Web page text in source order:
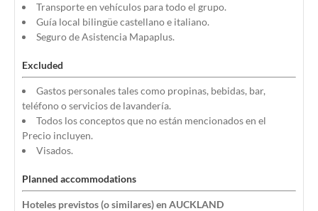
Transporte en vehículos para todo el grupo.
Guía local bilingüe castellano e italiano.
Seguro de Asistencia Mapaplus.
Excluded
Gastos personales tales como propinas, bebidas, bar,
teléfono o servicios de lavandería.
Todos los conceptos que no están mencionados en el
Precio incluyen.
Visados.
Planned accommodations
Hoteles previstos (o similares) en AUCKLAND